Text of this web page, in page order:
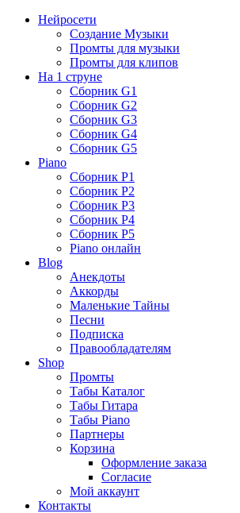
Нейросети
Создание Музыки
Промты для музыки
Промты для клипов
На 1 струне
Сборник G1
Сборник G2
Сборник G3
Сборник G4
Сборник G5
Piano
Сборник P1
Сборник P2
Сборник P3
Сборник P4
Сборник P5
Piano онлайн
Blog
Анекдоты
Аккорды
Маленькие Тайны
Песни
Подписка
Правообладателям
Shop
Промты
Табы Каталог
Табы Гитара
Табы Piano
Партнеры
Корзина
Оформление заказа
Согласие
Мой аккаунт
Контакты